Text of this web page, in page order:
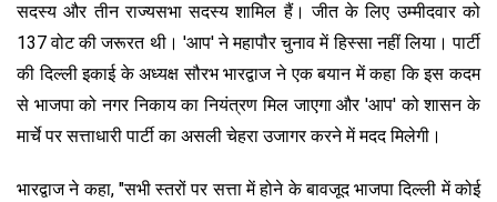
सदस्य और तीन राज्यसभा सदस्य शामिल हैं। जीत के लिए उम्मीदवार को
137 वोट की जरूरत थी। 'आप' ने महापौर चुनाव में हिस्सा नहीं लिया। पार्टी
की दिल्ली इकाई के अध्यक्ष सौरभ भारद्वाज ने एक बयान में कहा कि इस कदम
से भाजपा को नगर निकाय का नियंत्रण मिल जाएगा और 'आप' को शासन के
मार्चे पर सत्ताधारी पार्टी का असली चेहरा उजागर करने में मदद मिलेगी।
भारद्वाज ने कहा, "सभी स्तरों पर सत्ता में होने के बावजूद भाजपा दिल्ली में कोई